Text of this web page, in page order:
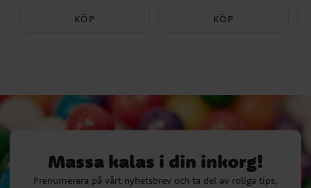
KÖP KÖP
Massa kalas i din inkorg!
Prenumerera på vårt nyhetsbrev och ta del av roliga tips,